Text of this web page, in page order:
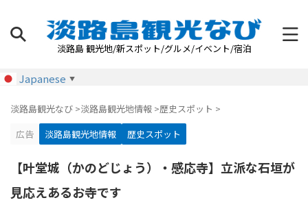
淡路島 観光地/新スポット/グルメ/イベント/宿泊
Japanese ▼
淡路島観光なび >淡路島観光地情報 >歴史スポット >
広告
淡路島観光地情報 歴史スポット
【叶堂城（かのどじょう）・感応寺】立派な石垣が
見応えあるお寺です